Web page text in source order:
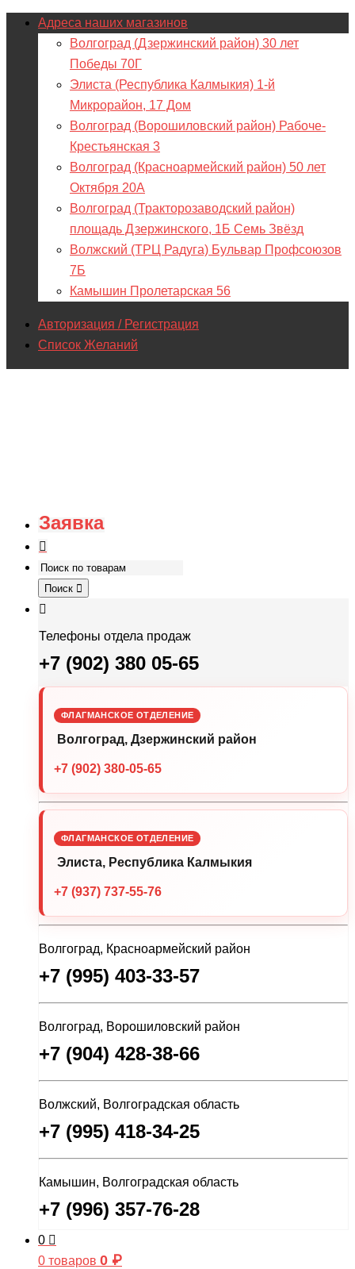
Адреса наших магазинов
Волгоград (Дзержинский район) 30 лет
Победы 70Г
Элиста (Республика Калмыкия) 1-й
Микрорайон, 17 Дом
Волгоград (Ворошиловский район) Рабоче-
Крестьянская 3
Волгоград (Красноармейский район) 50 лет
Октября 20А
Волгоград (Тракторозаводский район)
площадь Дзержинского, 1Б Семь Звёзд
Волжский (ТРЦ Радуга) Бульвар Профсоюзов
7Б
Камышин Пролетарская 56
Авторизация / Регистрация
Список Желаний
Заявка
Поиск
Телефоны отдела продаж
+7 (902) 380 05-65
ФЛАГМАНСКОЕ ОТДЕЛЕНИЕ
Волгоград, Дзержинский район
+7 (902) 380-05-65
ФЛАГМАНСКОЕ ОТДЕЛЕНИЕ
Элиста, Республика Калмыкия
+7 (937) 737-55-76
Волгоград, Красноармейский район
+7 (995) 403-33-57
Волгоград, Ворошиловский район
+7 (904) 428-38-66
Волжский, Волгоградская область
+7 (995) 418-34-25
Камышин, Волгоградская область
+7 (996) 357-76-28
0
0 товаров 0 ₽